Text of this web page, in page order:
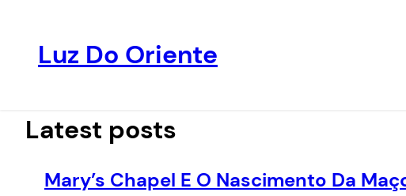
conteúdo
Luz Do Oriente
Latest posts
Mary’s Chapel E O Nascimento Da